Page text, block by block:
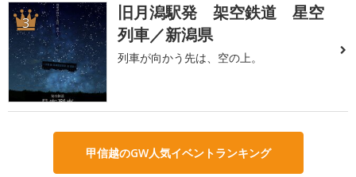
3
旧月潟駅発 架空鉄道 星空
列車／新潟県
列車が向かう先は、空の上。
甲信越のGW人気イベントランキング